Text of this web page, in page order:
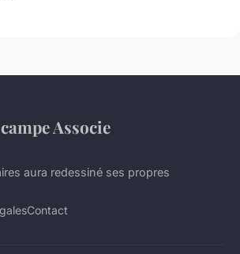
Associe
aura redessiné ses propres
Contact